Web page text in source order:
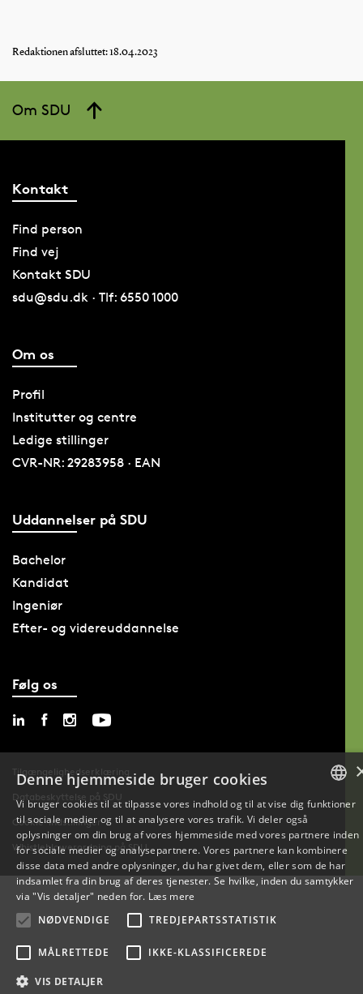
Redaktionen afsluttet: 18.04.2023
Om SDU
Kontakt
Find person
Find vej
Kontakt SDU
sdu@sdu.dk · Tlf: 6550 1000
Om os
Profil
Institutter og centre
Ledige stillinger
CVR-NR: 29283958 · EAN
Uddannelser på SDU
Bachelor
Kandidat
Ingeniør
Efter- og videreuddannelse
Følg os
Tilgængelighedserklæring
Databeskyttelse på SDU
Cookie-indstillinger
Whistleblowerordning på SDU
ENGLISH
Denne hjemmeside bruger cookies
Vi bruger cookies til at tilpasse vores indhold og til at vise dig funktioner
til sociale medier og til at analysere vores trafik. Vi deler også
oplysninger om din brug af vores hjemmeside med vores partnere inden
for sociale medier og analysepartnere. Vores partnere kan kombinere
disse data med andre oplysninger, du har givet dem, eller som de har
indsamlet fra din brug af deres tjenester. Se hvilke, inden du samtykker
via "Vis detaljer" neden for. Læs mere
NØDVENDIGE
TREDJEPARTSSTATISTIK
MÅLRETTEDE IKKE-KLASSIFICEREDE
VIS DETALJER